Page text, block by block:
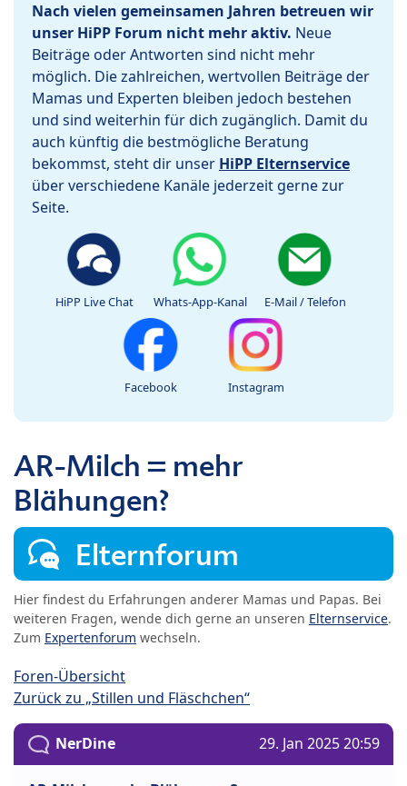
Nach vielen gemeinsamen Jahren betreuen wir
unser HiPP Forum nicht mehr aktiv. Neue
Beiträge oder Antworten sind nicht mehr
möglich. Die zahlreichen, wertvollen Beiträge der
Mamas und Experten bleiben jedoch bestehen
und sind weiterhin für dich zugänglich. Damit du
auch künftig die bestmögliche Beratung
bekommst, steht dir unser HiPP Elternservice
über verschiedene Kanäle jederzeit gerne zur
Seite.
HiPP Live Chat Whats-App-Kanal E-Mail / Telefon
Facebook Instagram
AR-Milch = mehr
Blähungen?
Elternforum
Hier findest du Erfahrungen anderer Mamas und Papas. Bei
weiteren Fragen, wende dich gerne an unseren Elternservice.
Zum Expertenforum wechseln.
Foren-Übersicht
Zurück zu „Stillen und Fläschchen“
NerDine 29. Jan 2025 20:59